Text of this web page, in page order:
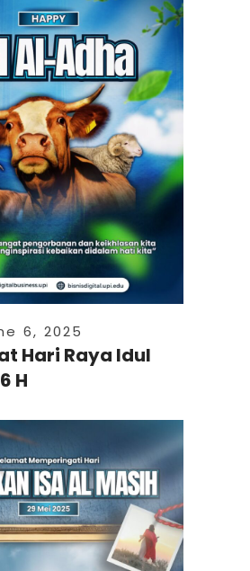
6, 2025
Hari Raya Idul
H